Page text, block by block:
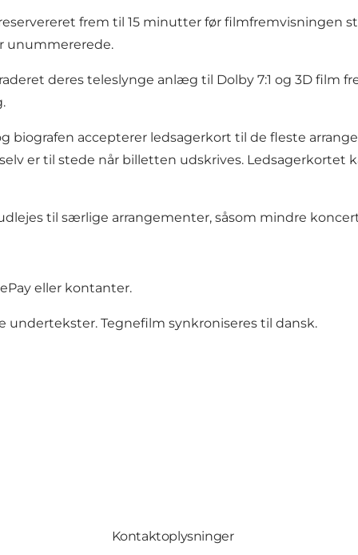
frem til 15 minutter før filmfremvisningen
unummererede.
deres teleslynge anlæg til Dolby 7:1 og 3D film
biografen accepterer ledsagerkort til de fleste
er til stede når billetten udskrives.
til særlige arrangementer, såsom mindre
eller kontanter.
undertekster. Tegnefilm synkroniseres til dansk.
Kontaktoplysninger